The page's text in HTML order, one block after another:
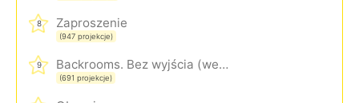
8 Zaproszenie
(947 projekcje)
9 Backrooms. Bez wyjścia (wersja rozszerzona)
(691 projekcje)